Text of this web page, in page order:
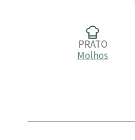
PRATO
Molhos